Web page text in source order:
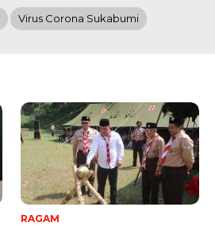
Virus Corona Sukabumi
RAGAM